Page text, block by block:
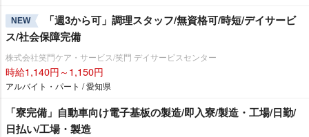
NEW
「週3から可」調理スタッフ/無資格可/時短/デイサービ
ス/社会保障完備
株式会社笑門ケア・サービス/笑門 デイサービスセンター
時給1,140円～1,150円
アルバイト・パート / 愛知県
「寮完備」自動車向け電子基板の製造/即入寮/製造・工場/日勤/
日払い/工場・製造